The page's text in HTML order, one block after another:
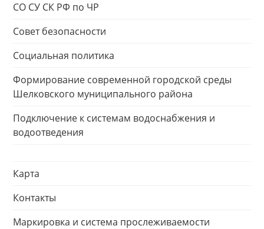
СО СУ СК РФ по ЧР
Совет безопасности
Социальная политика
Формирование современной городской среды
Шелковского муниципального района
Подключение к системам водоснабжения и
водоотведения
Карта
Контакты
Маркировка и система прослеживаемости